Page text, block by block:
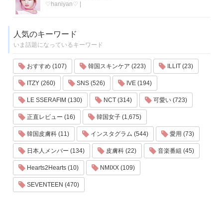
♡haniyan♡
人気のキーワード
いま話題になっているキーワード
おすすめ (107) 韓国スキンケア (223) ILLIT (23)
ITZY (260) SNS (526) IVE (194)
LE SSERAFIM (130) NCT (314) 可愛い (723)
正直レビュー (16) 韓国女子 (1,675)
韓国皮膚科 (11) インスタグラム (544) 愛用 (73)
日本人メンバー (134) 皮膚科 (22) 音楽番組 (45)
Hearts2Hearts (10) NMIXX (109)
SEVENTEEN (470)